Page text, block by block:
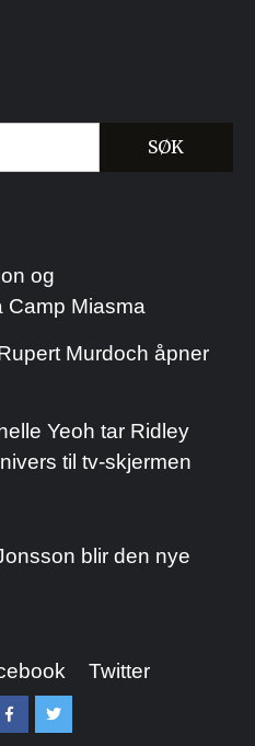
og
Camp Miasma
Murdoch åpner
Yeoh tar Ridley
til tv-skjermen
blir den nye
Twitter
FacebookTwitter